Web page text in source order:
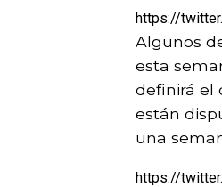
https://
Algunos
esta
definirá el
están
una
https://